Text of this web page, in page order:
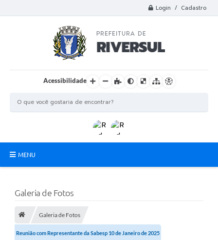
Login / Cadastro
Acessibilidade
MENU
A Prefeitura
Departamentos
Protocolo online
Galeria de Fotos
Galeria de Fotos
Reunião com Representante da Sabesp 10 de Janeiro de 2025